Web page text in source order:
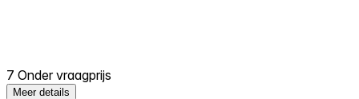
7 Onder vraagprijs
Meer details